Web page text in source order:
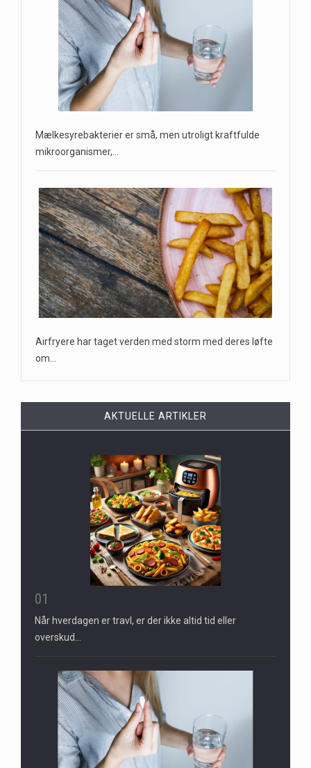
Mælkesyrebakterier er små, men utroligt kraftfulde
mikroorganismer,…
Airfryere har taget verden med storm med deres løfte
om…
AKTUELLE ARTIKLER
01
Når hverdagen er travl, er der ikke altid tid eller
overskud…